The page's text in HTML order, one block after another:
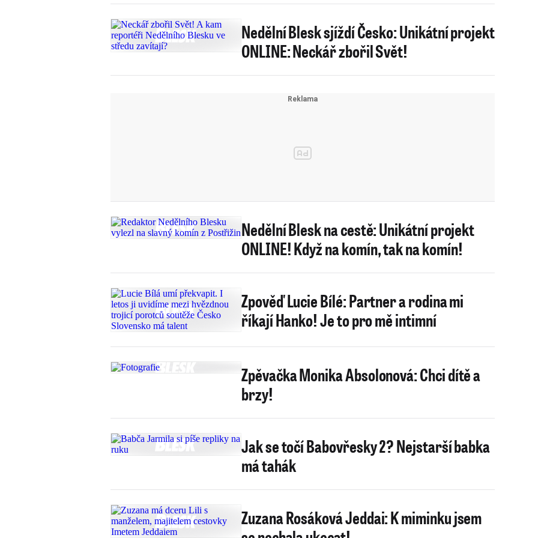
Nedělní Blesk sjíždí Česko: Unikátní projekt
ONLINE: Neckář zbořil Svět!
Nedělní Blesk na cestě: Unikátní projekt
ONLINE! Když na komín, tak na komín!
Zpověď Lucie Bílé: Partner a rodina mi
říkají Hanko! Je to pro mě intimní
Zpěvačka Monika Absolonová: Chci dítě a
brzy!
Jak se točí Babovřesky 2? Nejstarší babka
má tahák
Zuzana Rosáková Jeddai: K miminku jsem